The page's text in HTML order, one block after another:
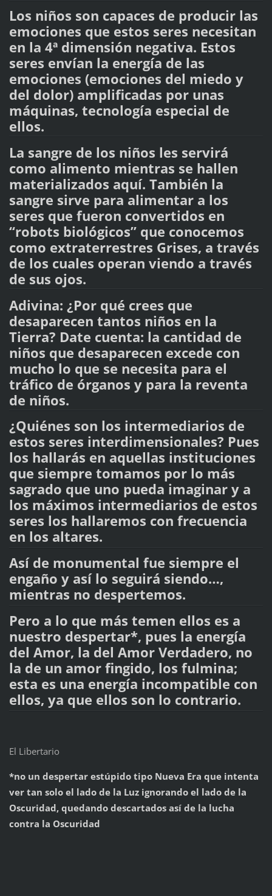
Los niños son capaces de producir las
emociones que estos seres necesitan
en la 4ª dimensión negativa. Estos
seres envían la energía de las
emociones (emociones del miedo y
del dolor) amplificadas por unas
máquinas, tecnología especial de
ellos.
La sangre de los niños les servirá
como alimento mientras se hallen
materializados aquí. También la
sangre sirve para alimentar a los
seres que fueron convertidos en
“robots biológicos” que conocemos
como extraterrestres Grises, a través
de los cuales operan viendo a través
de sus ojos.
Adivina: ¿Por qué crees que
desaparecen tantos niños en la
Tierra? Date cuenta: la cantidad de
niños que desaparecen excede con
mucho lo que se necesita para el
tráfico de órganos y para la reventa
de niños.
¿Quiénes son los intermediarios de
estos seres interdimensionales? Pues
los hallarás en aquellas instituciones
que siempre tomamos por lo más
sagrado que uno pueda imaginar y a
los máximos intermediarios de estos
seres los hallaremos con frecuencia
en los altares.
Así de monumental fue siempre el
engaño y así lo seguirá siendo…,
mientras no despertemos.
Pero a lo que más temen ellos es a
nuestro despertar*, pues la energía
del Amor, la del Amor Verdadero, no
la de un amor fingido, los fulmina;
esta es una energía incompatible con
ellos, ya que ellos son lo contrario.
El Libertario
*no un despertar estúpido tipo Nueva Era que intenta
ver tan solo el lado de la Luz ignorando el lado de la
Oscuridad, quedando descartados así de la lucha
contra la Oscuridad